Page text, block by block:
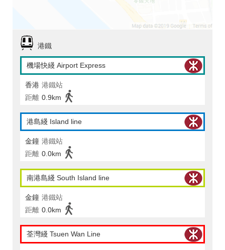
港鐵
機場快綫 Airport Express
香港 港鐵站
距離 0.9km
港島綫 Island line
金鐘 港鐵站
距離 0.0km
南港島綫 South Island line
金鐘 港鐵站
距離 0.0km
荃灣綫 Tsuen Wan Line